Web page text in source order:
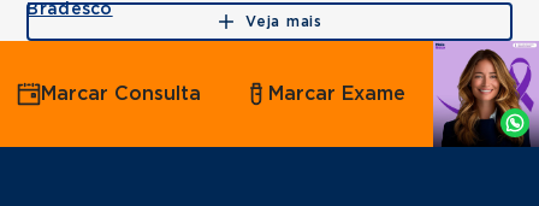
Bradesco
Veja mais
Agende
por
Whatsapp
Marcar Consulta Marcar Exame